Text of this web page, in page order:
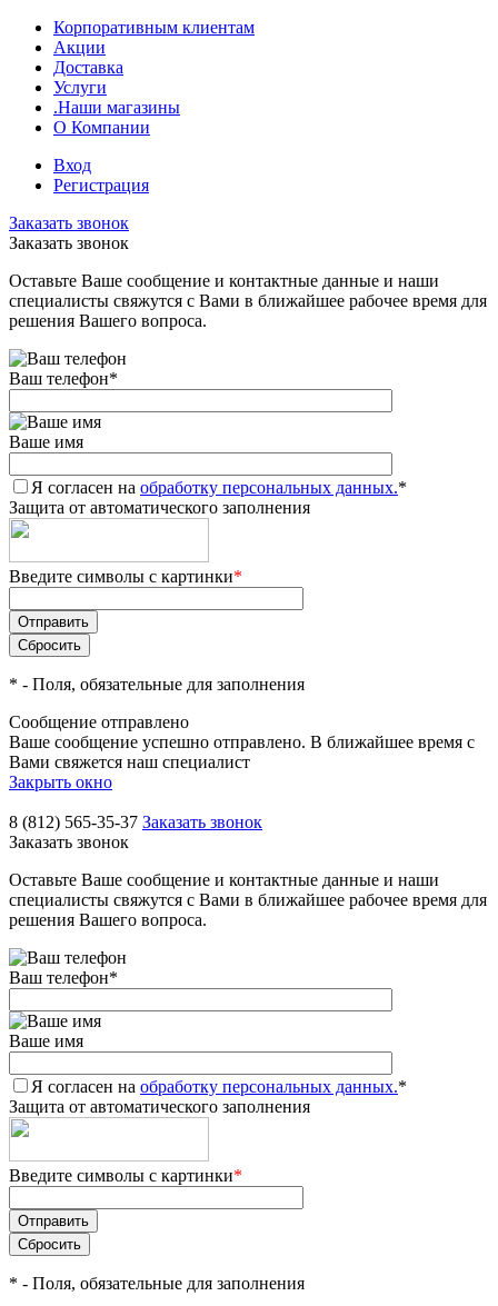
Корпоративным клиентам
Акции
Доставка
Услуги
.Наши магазины
О Компании
Вход
Регистрация
Заказать звонок
Заказать звонок
Оставьте Ваше сообщение и контактные данные и наши
специалисты свяжутся с Вами в ближайшее рабочее время для
решения Вашего вопроса.
Ваш телефон*
Ваше имя
Я согласен на обработку персональных данных.*
Защита от автоматического заполнения
Введите символы с картинки*
* - Поля, обязательные для заполнения
Сообщение отправлено
Ваше сообщение успешно отправлено. В ближайшее время с
Вами свяжется наш специалист
Закрыть окно
8 (812) 565-35-37 Заказать звонок
Заказать звонок
Оставьте Ваше сообщение и контактные данные и наши
специалисты свяжутся с Вами в ближайшее рабочее время для
решения Вашего вопроса.
Ваш телефон*
Ваше имя
Я согласен на обработку персональных данных.*
Защита от автоматического заполнения
Введите символы с картинки*
* - Поля, обязательные для заполнения